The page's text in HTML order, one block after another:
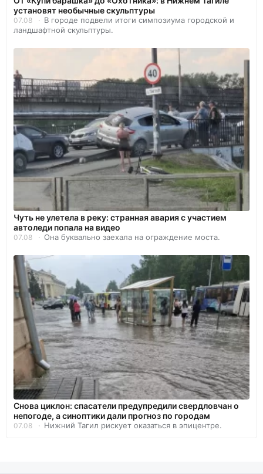
установят необычные скульптуры
07.08
В городе подвели итоги симпозиума городской и
ландшафтной скульптуры.
Чуть не улетела в реку: странная авария с участием
автоледи попала на видео
07.08 Она буквально заехала на ограждение моста.
Снова циклон: спасатели предупредили свердловчан о
непогоде, а синоптики дали прогноз по городам
07.08 Нижний Тагил рискует оказаться в эпицентре.